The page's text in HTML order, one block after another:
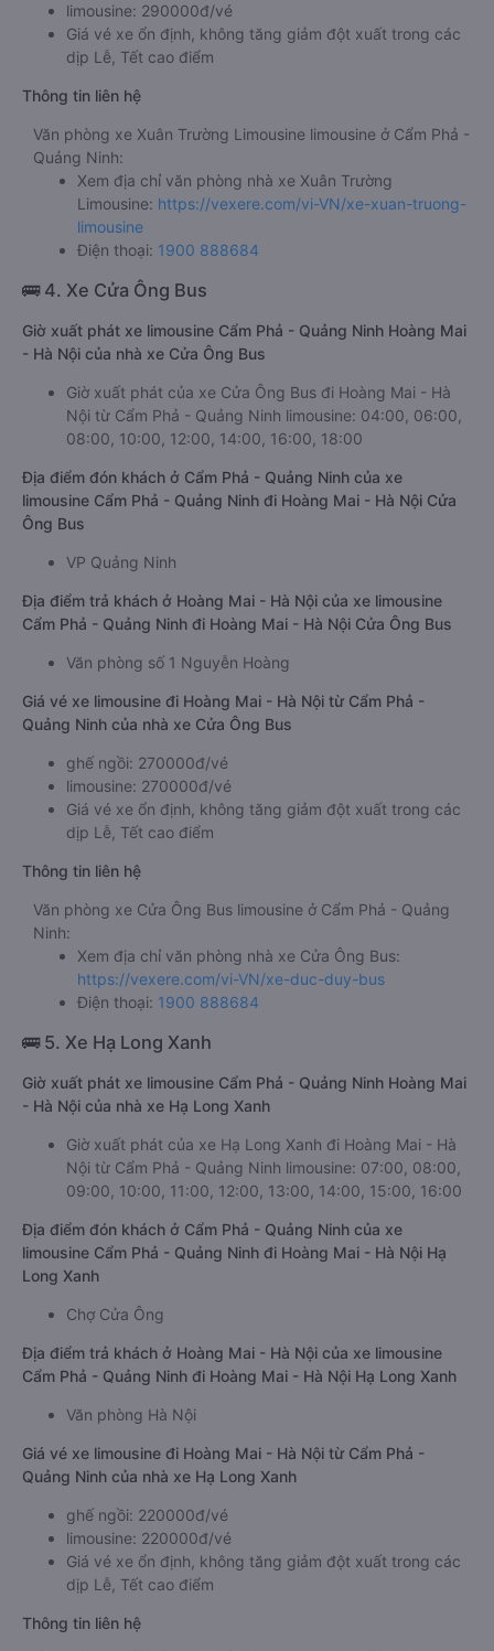
limousine: 290000đ/vé
Giá vé xe ổn định, không tăng giảm đột xuất trong các
dịp Lễ, Tết cao điểm
Thông tin liên hệ
Văn phòng xe Xuân Trường Limousine limousine ở Cẩm Phả -
Quảng Ninh:
Xem địa chỉ văn phòng nhà xe Xuân Trường
Limousine: https://vexere.com/vi-VN/xe-xuan-truong-
limousine
Điện thoại: 1900 888684
🚌 4. Xe Cửa Ông Bus
Giờ xuất phát xe limousine Cẩm Phả - Quảng Ninh Hoàng Mai
- Hà Nội của nhà xe Cửa Ông Bus
Giờ xuất phát của xe Cửa Ông Bus đi Hoàng Mai - Hà
Nội từ Cẩm Phả - Quảng Ninh limousine: 04:00, 06:00,
08:00, 10:00, 12:00, 14:00, 16:00, 18:00
Địa điểm đón khách ở Cẩm Phả - Quảng Ninh của xe
limousine Cẩm Phả - Quảng Ninh đi Hoàng Mai - Hà Nội Cửa
Ông Bus
VP Quảng Ninh
Địa điểm trả khách ở Hoàng Mai - Hà Nội của xe limousine
Cẩm Phả - Quảng Ninh đi Hoàng Mai - Hà Nội Cửa Ông Bus
Văn phòng số 1 Nguyễn Hoàng
Giá vé xe limousine đi Hoàng Mai - Hà Nội từ Cẩm Phả -
Quảng Ninh của nhà xe Cửa Ông Bus
ghế ngồi: 270000đ/vé
limousine: 270000đ/vé
Giá vé xe ổn định, không tăng giảm đột xuất trong các
dịp Lễ, Tết cao điểm
Thông tin liên hệ
Văn phòng xe Cửa Ông Bus limousine ở Cẩm Phả - Quảng
Ninh:
Xem địa chỉ văn phòng nhà xe Cửa Ông Bus:
https://vexere.com/vi-VN/xe-duc-duy-bus
Điện thoại: 1900 888684
🚌 5. Xe Hạ Long Xanh
Giờ xuất phát xe limousine Cẩm Phả - Quảng Ninh Hoàng Mai
- Hà Nội của nhà xe Hạ Long Xanh
Giờ xuất phát của xe Hạ Long Xanh đi Hoàng Mai - Hà
Nội từ Cẩm Phả - Quảng Ninh limousine: 07:00, 08:00,
09:00, 10:00, 11:00, 12:00, 13:00, 14:00, 15:00, 16:00
Địa điểm đón khách ở Cẩm Phả - Quảng Ninh của xe
limousine Cẩm Phả - Quảng Ninh đi Hoàng Mai - Hà Nội Hạ
Long Xanh
Chợ Cửa Ông
Địa điểm trả khách ở Hoàng Mai - Hà Nội của xe limousine
Cẩm Phả - Quảng Ninh đi Hoàng Mai - Hà Nội Hạ Long Xanh
Văn phòng Hà Nội
Giá vé xe limousine đi Hoàng Mai - Hà Nội từ Cẩm Phả -
Quảng Ninh của nhà xe Hạ Long Xanh
ghế ngồi: 220000đ/vé
limousine: 220000đ/vé
Giá vé xe ổn định, không tăng giảm đột xuất trong các
dịp Lễ, Tết cao điểm
Thông tin liên hệ